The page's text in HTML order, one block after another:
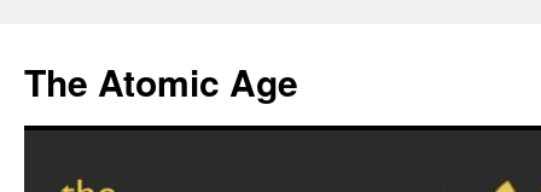
content
The Atomic Age